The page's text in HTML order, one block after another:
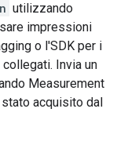
utilizzando
impressioni
o l'SDK per i
collegati. Invia un
Measurement
acquisito dal